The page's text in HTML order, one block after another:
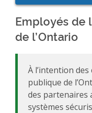
Employés de
de l’Ontario
À l’intention
publique de
des partenaires
systèmes